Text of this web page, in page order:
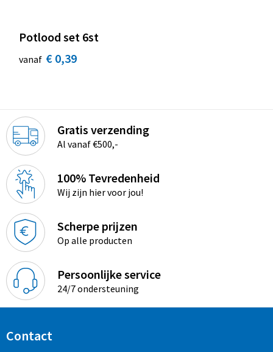
Potlood set 6st
vanaf € 0,39
Gratis verzending
Al vanaf €500,-
100% Tevredenheid
Wij zijn hier voor jou!
Scherpe prijzen
Op alle producten
Persoonlijke service
24/7 ondersteuning
Contact